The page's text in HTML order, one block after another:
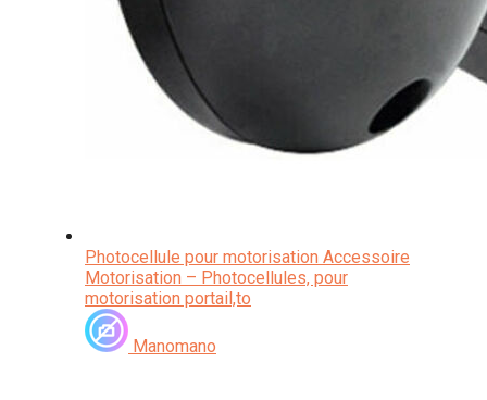
Photocellule pour motorisation Accessoire
Motorisation – Photocellules, pour
motorisation portail,to
Manomano